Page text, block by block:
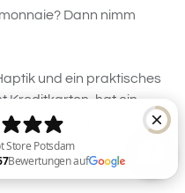
Dann nimm
und ein praktisches
Kreditkarten, hat ein
Scheinfach plus
passt sie in jede
ohne Handtasche